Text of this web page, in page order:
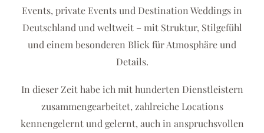
Events, private Events und Destination Weddings in
Deutschland und weltweit – mit Struktur, Stilgefühl
und einem besonderen Blick für Atmosphäre und
Details.
In dieser Zeit habe ich mit hunderten Dienstleistern
zusammengearbeitet, zahlreiche Locations
kennengelernt und gelernt, auch in anspruchsvollen